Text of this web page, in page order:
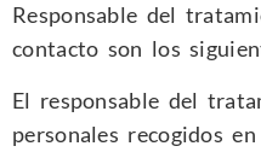
Responsable del
contacto son los
El responsable del
personales recogidos